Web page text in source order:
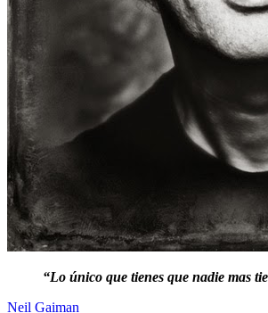
“Lo único que tienes que nadie mas
Neil Gaiman